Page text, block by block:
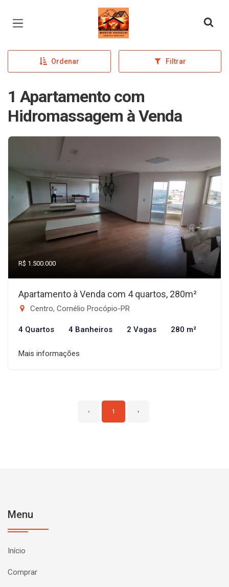
Página inicial
Ordenar Filtrar
1 Apartamento com
Hidromassagem à Venda
R$ 1.500.000
Apartamento à Venda com 4 quartos, 280m²
Centro, Cornélio Procópio-PR
4 Quartos 4 Banheiros 2 Vagas 280 m²
Mais informações
‹ 1 ›
Menu
Início
Comprar